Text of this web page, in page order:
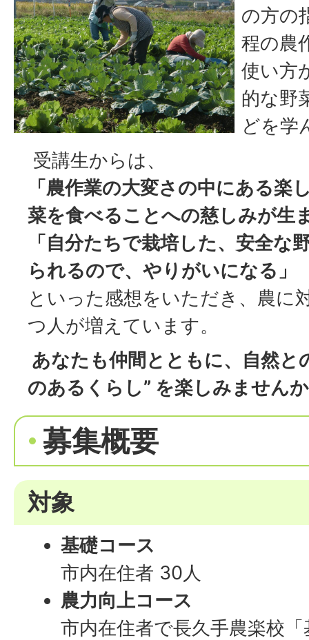
の方の
程の農
使い方
的な野
どを学
受講生からは、
「農作業の大変さの中にある楽
菜を食べることへの慈しみが生
「自分たちで栽培した、安全な
られるので、やりがいになる」
といった感想をいただき、農に
つ人が増えています。
あなたも仲間とともに、自然と
のあるくらし” を楽しみません
募集概要
対象
基礎コース
市内在住者 30人
農力向上コース
市内在住者で長久手農楽校